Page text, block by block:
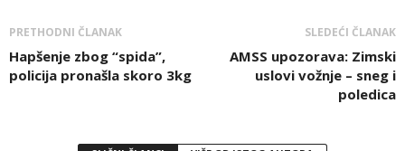
PRETHODNI ČLANAK
Hapšenje zbog “spida”,
policija pronašla skoro 3kg
SLEDEĆI ČLANAK
AMSS upozorava: Zimski
uslovi vožnje – sneg i
poledica